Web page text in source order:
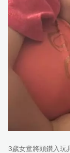
3歲女童將頭鑽入玩